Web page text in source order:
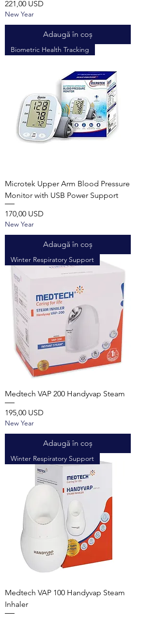
Preț
221,00 USD
New Year
Adaugă în coș
Biometric Health Tracking
Microtek Upper Arm Blood Pressure
Monitor with USB Power Support
Preț
170,00 USD
New Year
Adaugă în coș
Winter Respiratory Support
Medtech VAP 200 Handyvap Steam
Preț
195,00 USD
New Year
Adaugă în coș
Winter Respiratory Support
Medtech VAP 100 Handyvap Steam
Inhaler